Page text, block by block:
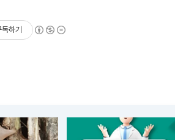
독하기